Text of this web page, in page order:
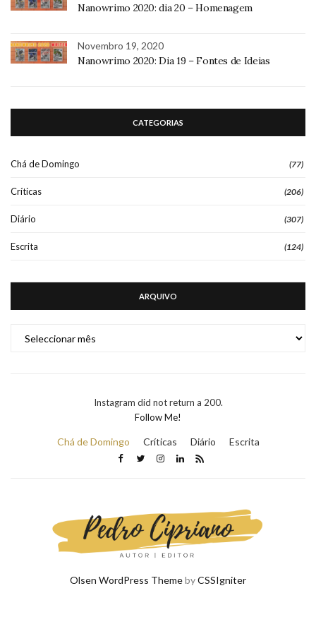
Nanowrimo 2020: dia 20 – Homenagem
Novembro 19, 2020
Nanowrimo 2020: Dia 19 – Fontes de Ideias
CATEGORIAS
Chá de Domingo (77)
Críticas (206)
Diário (307)
Escrita (124)
ARQUIVO
Instagram did not return a 200.
Follow Me!
Chá de Domingo Críticas Diário Escrita
Olsen WordPress ThemebyCSSIgniter